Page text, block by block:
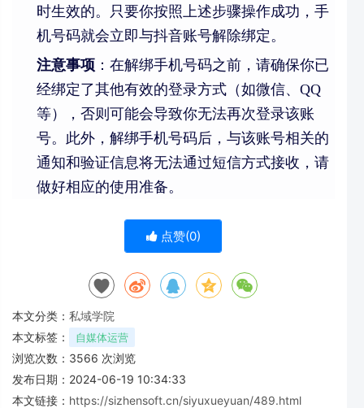
时生效的。只要你按照上述步骤操作成功，手
机号码就会立即与抖音账号解除绑定。
注意事项 ：在解绑手机号码之前，请确保你已
经绑定了其他有效的登录方式（如微信、QQ
等），否则可能会导致你无法再次登录该账
号。此外，解绑手机号码后，与该账号相关的
通知和验证信息将无法通过短信方式接收，请
做好相应的使用准备。
点赞(0)
本文分类： 私域学院
本文标签：
自媒体运营
浏览次数： 3566 次浏览
发布日期：2024-06-19 10:34:33
本文链接： https://sizhensoft.cn/siyuxueyuan/489.html